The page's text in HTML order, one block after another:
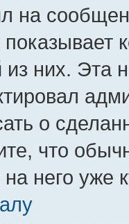
на
них. Эта
о
что
него уже